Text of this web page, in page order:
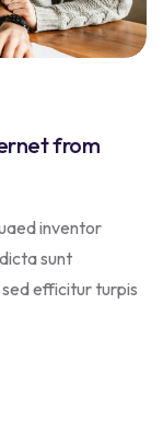
from
inventor
sunt
efficitur turpis